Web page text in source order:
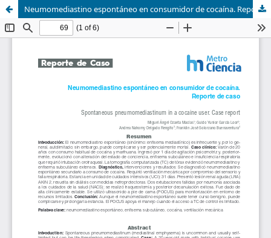
Neumomediastino espontáneo en consumidor de cocaína. Reporte de caso